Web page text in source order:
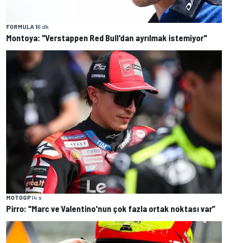
FORMULA 16 dk
Montoya: "Verstappen Red Bull'dan ayrılmak istemiyor"
MOTOGP14 s
Pirro: "Marc ve Valentino'nun çok fazla ortak noktası var”